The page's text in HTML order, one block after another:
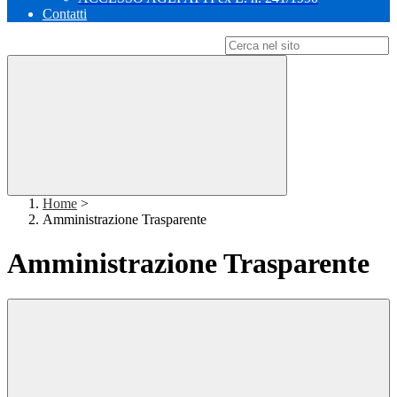
Contatti
Home >
Amministrazione Trasparente
Amministrazione Trasparente